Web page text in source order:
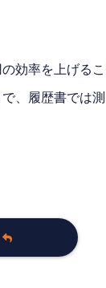
効率を上げるこ
、履歴書では